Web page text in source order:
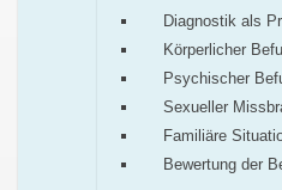
Diagnostik als
Körperlicher
Psychischer
Sexueller
Familiäre
Bewertung der